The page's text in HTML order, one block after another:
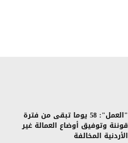
"العمل": 58 يوما تبقى من فترة
قوننة وتوفيق أوضاع العمالة غير
الأردنية المخالفة